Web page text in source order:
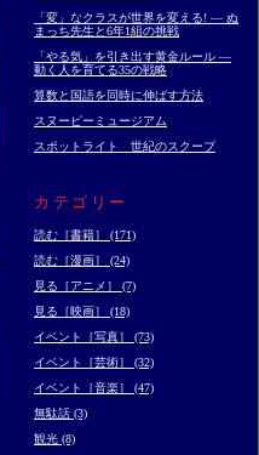
「変」なクラスが世界を変える! ― ぬ
まっち先生と6年1組の挑戦
「やる気」を引き出す黄金ルール ―
動く人を育てる35の戦略
算数と国語を同時に伸ばす方法
スヌーピーミュージアム
スポットライト 世紀のスクープ
カテゴリー
読む［書籍］ (171)
読む［漫画］ (24)
見る［アニメ］ (7)
見る［映画］ (18)
イベント［写真］ (73)
イベント［芸術］ (32)
イベント［音楽］ (47)
無駄話 (3)
観光 (8)